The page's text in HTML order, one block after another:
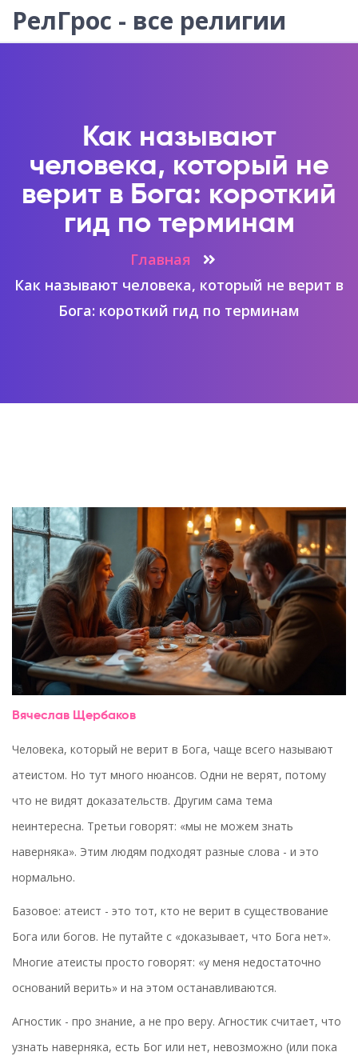
РелГрос - все религии
Как называют
человека, который не
верит в Бога: короткий
гид по терминам
Главная
Как называют человека, который не верит в
Бога: короткий гид по терминам
Вячеслав Щербаков
Человека, который не верит в Бога, чаще всего называют
атеистом. Но тут много нюансов. Одни не верят, потому
что не видят доказательств. Другим сама тема
неинтересна. Третьи говорят: «мы не можем знать
наверняка». Этим людям подходят разные слова - и это
нормально.
Базовое: атеист - это тот, кто не верит в существование
Бога или богов. Не путайте с «доказывает, что Бога нет».
Многие атеисты просто говорят: «у меня недостаточно
оснований верить» и на этом останавливаются.
Агностик - про знание, а не про веру. Агностик считает, что
узнать наверняка, есть Бог или нет, невозможно (или пока